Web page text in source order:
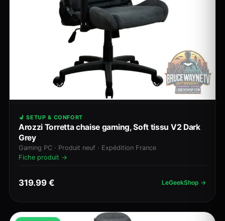
💺 SETUP & CONFORT
Arozzi Torretta chaise gaming, Soft tissu V2 Dark
Grey
Gaming PC · Produit neuf · Expédition France
Fiche produit →
319.99 € LeGeekShop →